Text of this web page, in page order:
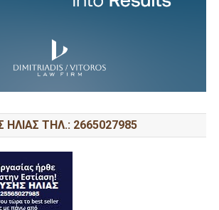
ΤΗΛ.: 2665027985